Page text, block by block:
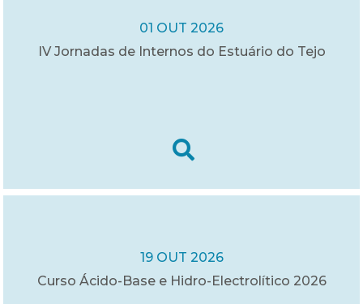
01 OUT 2026
IV Jornadas de Internos do Estuário do Tejo
19 OUT 2026
Curso Ácido-Base e Hidro-Electrolítico 2026